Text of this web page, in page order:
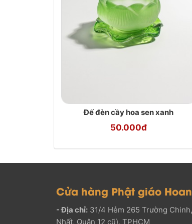
Đế đèn cầy hoa sen xanh
50.000đ
Cửa hàng Phật giáo
- Địa chỉ: 31/4 Hẻm 265 Trường
Nhất, Quận 12 cũ), TPHCM